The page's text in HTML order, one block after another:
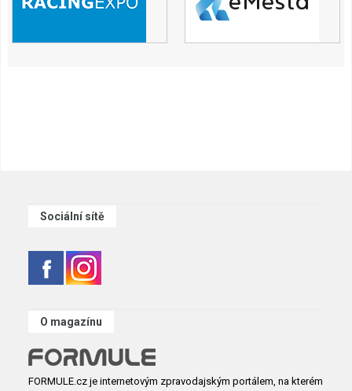
Sociální sítě
O magazínu
FORMULE.cz je internetovým zpravodajským portálem, na kterém